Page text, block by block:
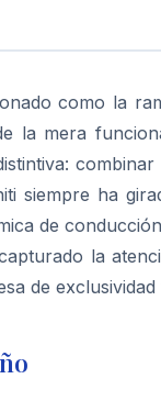
como la
la mera
siempre ha
de
la
de